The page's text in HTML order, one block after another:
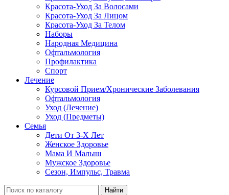
Красота-Уход За Волосами
Красота-Уход За Лицом
Красота-Уход За Телом
Наборы
Народная Медицина
Офтальмология
Профилактика
Спорт
Лечение
Курсовой Прием/Хронические Заболевания
Офтальмология
Уход (Лечение)
Уход (Предметы)
Семья
Дети От 3-Х Лет
Женское Здоровье
Мама И Малыш
Мужское Здоровье
Сезон, Импульс, Травма
Найти